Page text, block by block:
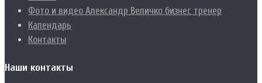
Фото и видео Александр Величко бизнес тренер
Календарь
Контакты
Наши контакты